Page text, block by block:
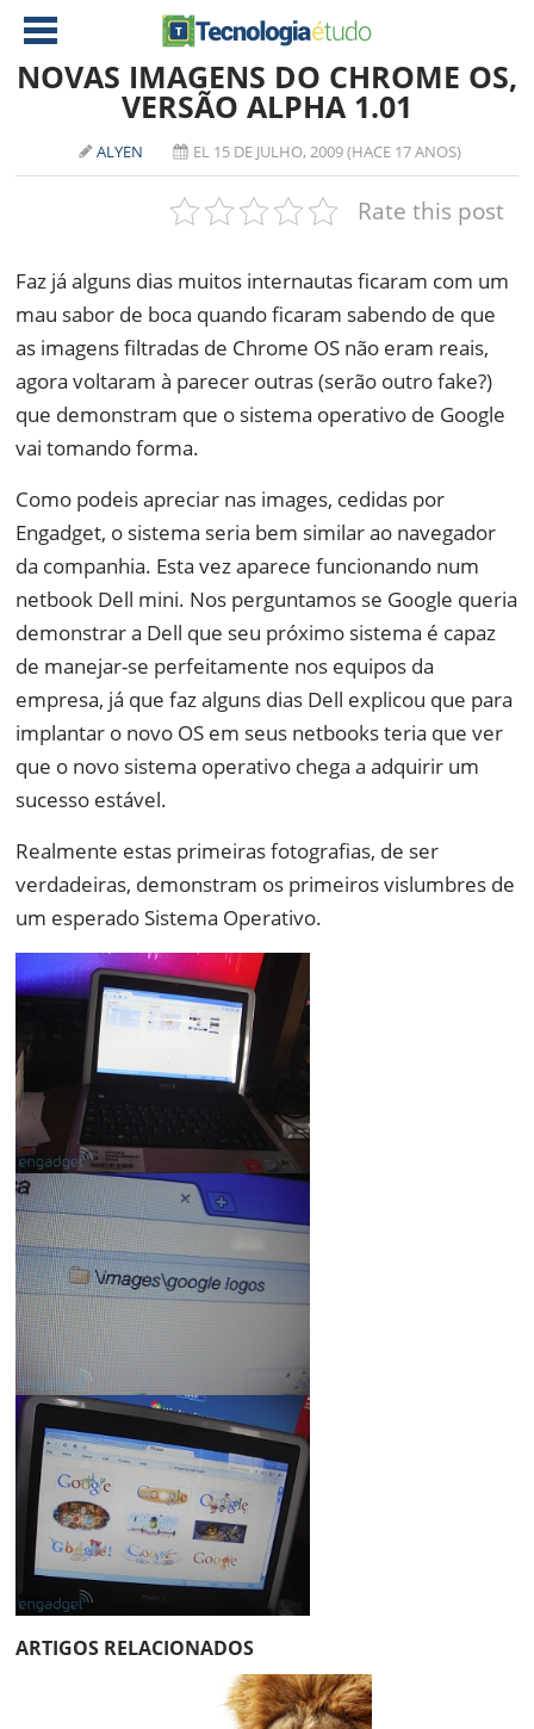
AMD
ATI
NVIDIA
SOFTWARE
NOTEBOOKS
TABLETS
IOS
NOKIA
JOGOS
DOWNLOADS
ANÁLISE
NOVAS IMAGENS DO CHROME OS,
VERSÃO ALPHA 1.01
ALYEN EL 15 DE JULHO, 2009 (HACE 17 ANOS)
Rate this post
Faz já alguns dias muitos internautas ficaram com um
mau sabor de boca quando ficaram sabendo de que
as imagens filtradas de Chrome OS não eram reais,
agora voltaram à parecer outras (serão outro fake?)
que demonstram que o sistema operativo de Google
vai tomando forma.
Como podeis apreciar nas images, cedidas por
Engadget, o sistema seria bem similar ao navegador
da companhia. Esta vez aparece funcionando num
netbook Dell mini. Nos perguntamos se Google queria
demonstrar a Dell que seu próximo sistema é capaz
de manejar-se perfeitamente nos equipos da
empresa, já que faz alguns dias Dell explicou que para
implantar o novo OS em seus netbooks teria que ver
que o novo sistema operativo chega a adquirir um
sucesso estável.
Realmente estas primeiras fotografias, de ser
verdadeiras, demonstram os primeiros vislumbres de
um esperado Sistema Operativo.
ARTIGOS RELACIONADOS